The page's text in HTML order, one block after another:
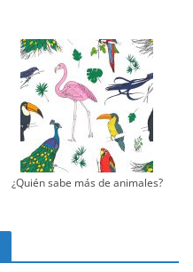
¿Quién sabe más de animales?